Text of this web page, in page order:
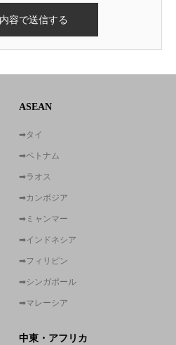
ASEAN
➡タイ
➡ベトナム
➡ラオス
➡カンボジア
➡ミャンマー
➡インドネシア
➡フィリピン
➡シンガポール
➡マレーシア
中東・アフリカ